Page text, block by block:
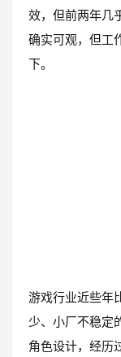
效，但前两年几
确实可观，但工
下。
游戏行业近些年
少、小厂不稳定
角色设计，经历